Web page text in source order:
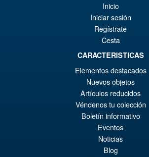
Inicio
Iniciar sesión
Regístrate
Cesta
CARACTERISTICAS
Elementos destacados
Nuevos objetos
Artículos reducidos
Véndenos tu colección
Boletín informativo
Eventos
Noticias
Blog